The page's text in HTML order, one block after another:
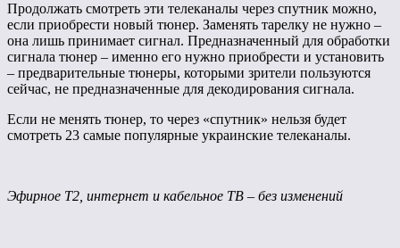
Продолжать смотреть эти телеканалы через спутник можно,
если приобрести новый тюнер. Заменять тарелку не нужно –
она ​​лишь принимает сигнал. Предназначенный для обработки
сигнала тюнер – именно его нужно приобрести и установить
– предварительные тюнеры, которыми зрители пользуются
сейчас, не предназначенные для декодирования сигнала.
Если не менять тюнер, то через «спутник» нельзя будет
смотреть 23 самые популярные украинские телеканалы.
Эфирное Т2, интернет и кабельное ТВ – без изменений